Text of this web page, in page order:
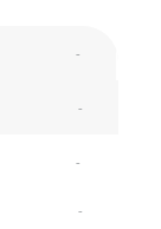
-
-
-
-